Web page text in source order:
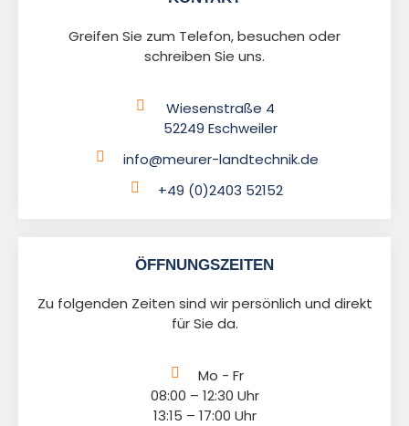
Greifen Sie zum Telefon, besuchen oder
schreiben Sie uns.
Wiesenstraße 4
52249 Eschweiler
info@meurer-landtechnik.de
+49 (0)2403 52152
ÖFFNUNGSZEITEN
Zu folgenden Zeiten sind wir persönlich und direkt
für Sie da.
Mo - Fr
08:00 – 12:30 Uhr
13:15 – 17:00 Uhr